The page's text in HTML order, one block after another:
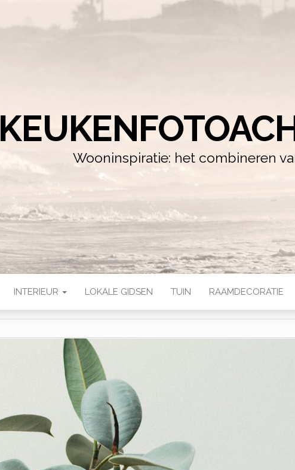
Wooninspiratie: het combineren
INTERIEUR LOKALE GIDSEN TUIN RAAMDECORATIE